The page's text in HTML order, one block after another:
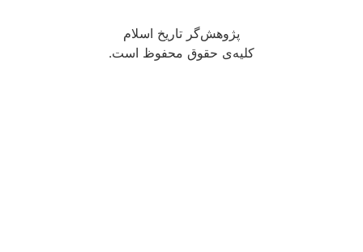
پژوهش‌گر تاریخ اسلام
کلیه‌ی حقوق محفوظ است.